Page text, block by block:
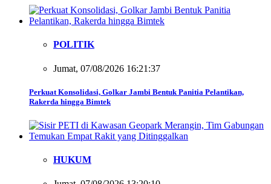
POLITIK
Jumat, 07/08/2026 16:21:37
Perkuat Konsolidasi, Golkar Jambi Bentuk Panitia Pelantikan,
Rakerda hingga Bimtek
HUKUM